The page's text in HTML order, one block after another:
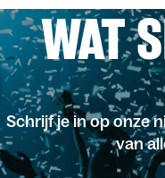
WAT
Schrijf je in op onze
van